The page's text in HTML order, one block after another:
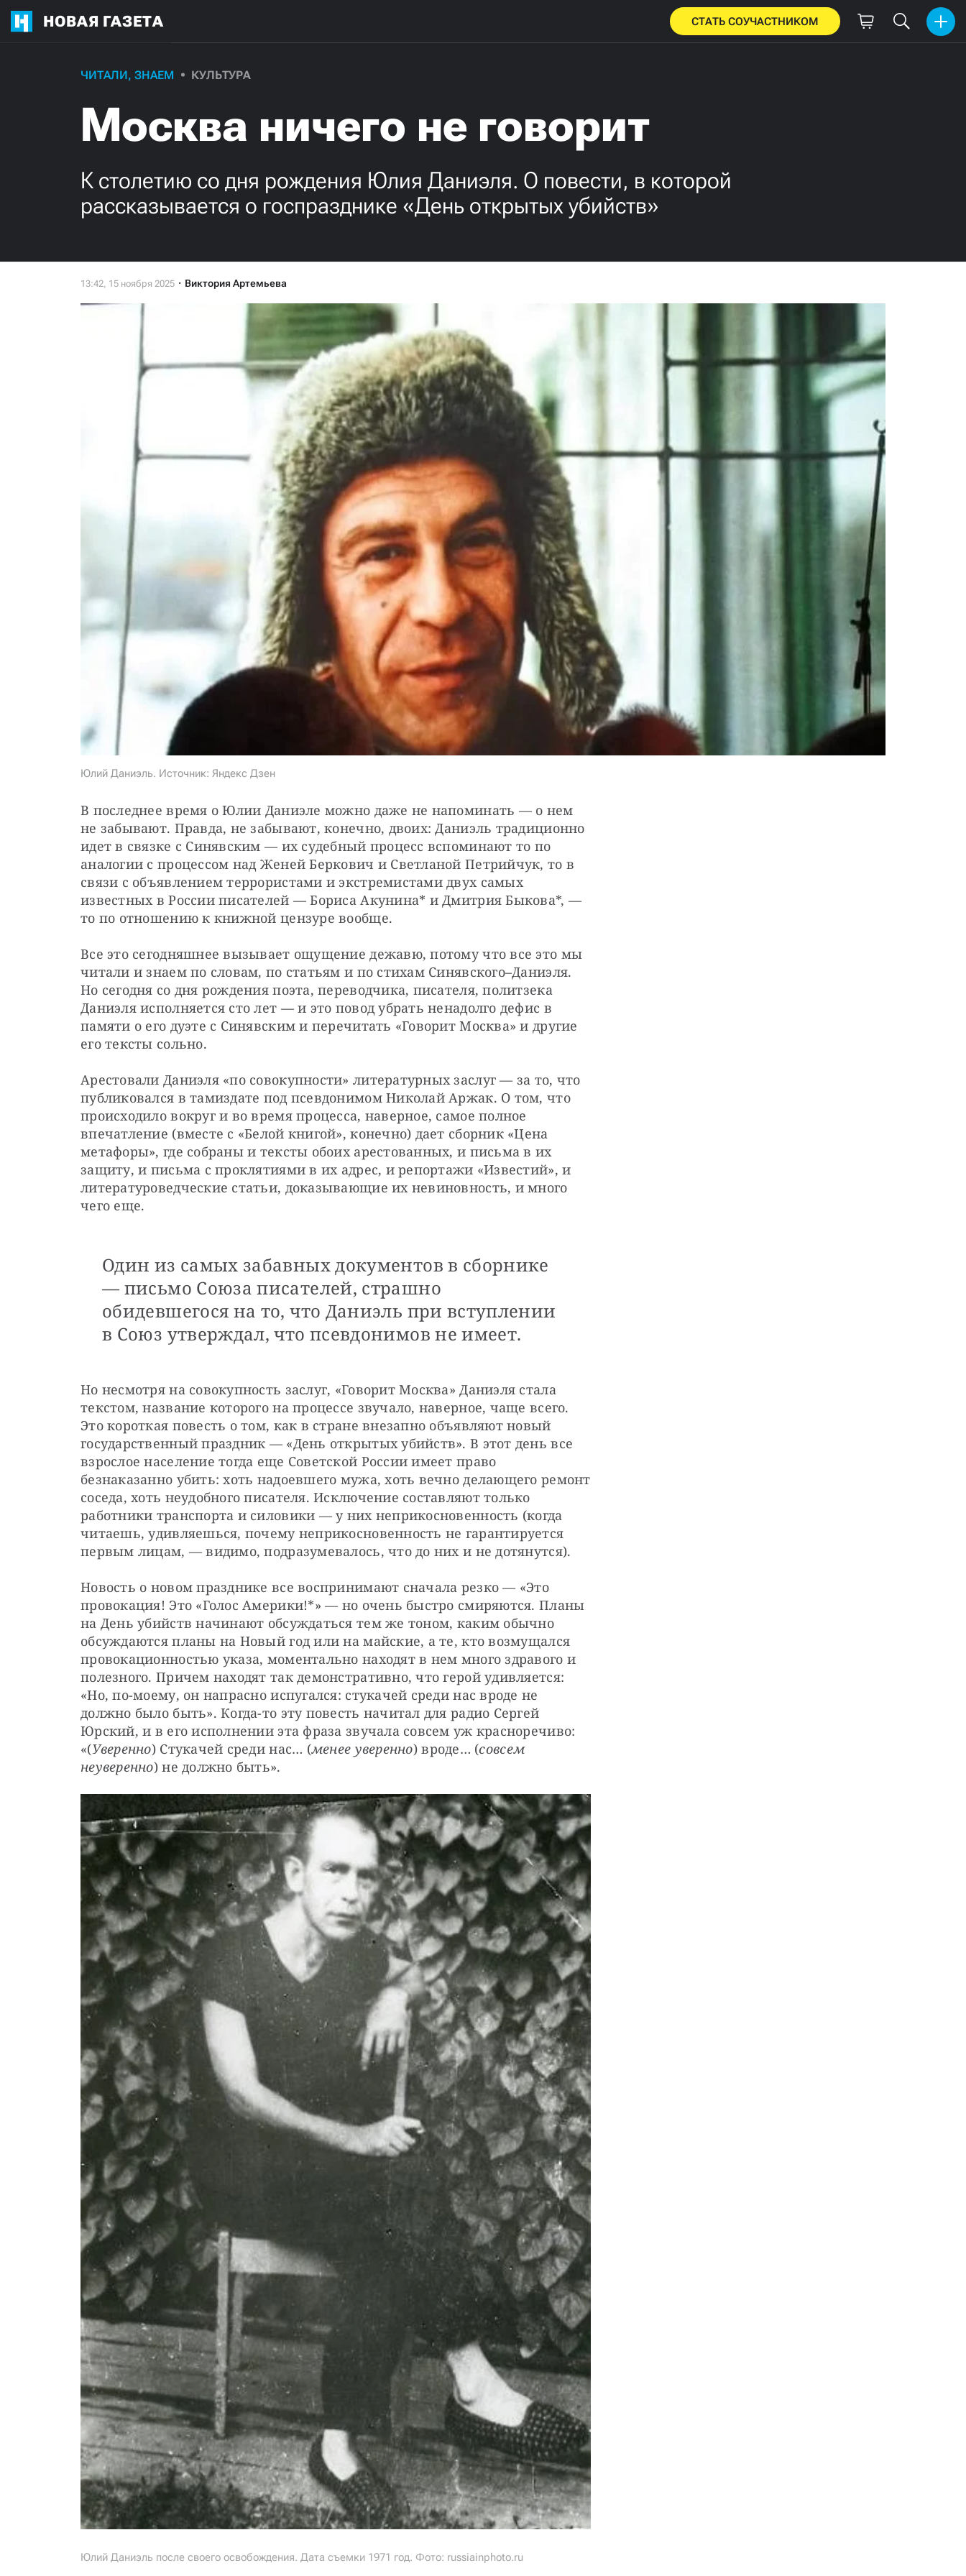
НОВАЯ ГАЗЕТА СТАТЬ СОУЧАСТНИКОМ
ЧИТАЛИ, ЗНАЕМ КУЛЬТУРА
Москва ничего не говорит
К столетию со дня рождения Юлия Даниэля. О повести, в которой
рассказывается о госпразднике «День открытых убийств»
Виктория Артемьева
Юлий Даниэль. Источник: Яндекс Дзен
В последнее время о Юлии Даниэле можно даже не напоминать — о нем
не забывают. Правда, не забывают, конечно, двоих: Даниэль традиционно
идет в связке с Синявским — их судебный процесс вспоминают то по
аналогии с процессом над Женей Беркович и Светланой Петрийчук, то в
связи с объявлением террористами и экстремистами двух самых
известных в России писателей — Бориса Акунина* и Дмитрия Быкова*, —
то по отношению к книжной цензуре вообще.
Все это сегодняшнее вызывает ощущение дежавю, потому что все это мы
читали и знаем по словам, по статьям и по стихам Синявского–Даниэля.
Но сегодня со дня рождения поэта, переводчика, писателя, политзека
Даниэля исполняется сто лет — и это повод убрать ненадолго дефис в
памяти о его дуэте с Синявским и перечитать «Говорит Москва» и другие
его тексты сольно.
Арестовали Даниэля «по совокупности» литературных заслуг — за то, что
публиковался в тамиздате под псевдонимом Николай Аржак. О том, что
происходило вокруг и во время процесса, наверное, самое полное
впечатление (вместе с «Белой книгой», конечно) дает сборник «Цена
метафоры», где собраны и тексты обоих арестованных, и письма в их
защиту, и письма с проклятиями в их адрес, и репортажи «Известий», и
литературоведческие статьи, доказывающие их невиновность, и много
чего еще.
Один из самых забавных документов в сборнике
— письмо Союза писателей, страшно
обидевшегося на то, что Даниэль при вступлении
в Союз утверждал, что псевдонимов не имеет.
Но несмотря на совокупность заслуг, «Говорит Москва» Даниэля стала
текстом, название которого на процессе звучало, наверное, чаще всего.
Это короткая повесть о том, как в стране внезапно объявляют новый
государственный праздник — «День открытых убийств». В этот день все
взрослое население тогда еще Советской России имеет право
безнаказанно убить: хоть надоевшего мужа, хоть вечно делающего ремонт
соседа, хоть неудобного писателя. Исключение составляют только
работники транспорта и силовики — у них неприкосновенность (когда
читаешь, удивляешься, почему неприкосновенность не гарантируется
первым лицам, — видимо, подразумевалось, что до них и не дотянутся).
Новость о новом празднике все воспринимают сначала резко — «Это
провокация! Это «Голос Америки!*» — но очень быстро смиряются. Планы
на День убийств начинают обсуждаться тем же тоном, каким обычно
обсуждаются планы на Новый год или на майские, а те, кто возмущался
провокационностью указа, моментально находят в нем много здравого и
полезного. Причем находят так демонстративно, что герой удивляется:
«Но, по-моему, он напрасно испугался: стукачей среди нас вроде не
должно было быть». Когда-то эту повесть начитал для радио Сергей
Юрский, и в его исполнении эта фраза звучала совсем уж красноречиво:
«(Уверенно) Стукачей среди нас… (менее уверенно) вроде… (совсем
неуверенно) не должно быть».
Юлий Даниэль после своего освобождения. Дата съемки 1971 год. Фото: russiainphoto.ru